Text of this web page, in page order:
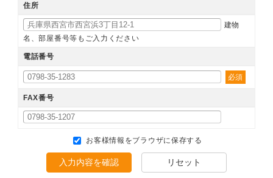
住所
建物
名、部屋番号等もご入力ください
電話番号
必須
FAX番号
お客様情報をブラウザに保存する
入力内容を確認 リセット